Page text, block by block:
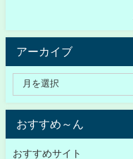
アーカイブ
おすすめ～ん
おすすめサイト